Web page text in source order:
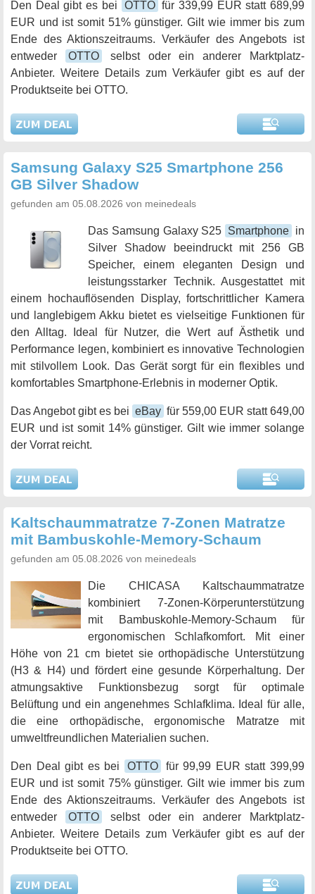
Den Deal gibt es bei OTTO für 339,99 EUR statt 689,99
EUR und ist somit 51% günstiger. Gilt wie immer bis zum
Ende des Aktionszeitraums. Verkäufer des Angebots ist
entweder
OTTO
selbst oder ein anderer Marktplatz-
Anbieter. Weitere Details zum Verkäufer gibt es auf der
Produktseite bei OTTO.
Samsung Galaxy S25 Smartphone 256
GB Silver Shadow
gefunden am 05.08.2026 von meinedeals
Das Samsung Galaxy S25 Smartphone in
Silver Shadow beeindruckt mit 256 GB
Speicher, einem eleganten Design und
leistungsstarker Technik. Ausgestattet mit
einem hochauflösenden Display, fortschrittlicher Kamera
und langlebigem Akku bietet es vielseitige Funktionen für
den Alltag. Ideal für Nutzer, die Wert auf Ästhetik und
Performance legen, kombiniert es innovative Technologien
mit stilvollem Look. Das Gerät sorgt für ein flexibles und
komfortables Smartphone-Erlebnis in moderner Optik.
Das Angebot gibt es bei eBay für 559,00 EUR statt 649,00
EUR und ist somit 14% günstiger. Gilt wie immer solange
der Vorrat reicht.
Kaltschaummatratze 7-Zonen Matratze
mit Bambuskohle-Memory-Schaum
gefunden am 05.08.2026 von meinedeals
Die CHICASA Kaltschaummatratze
kombiniert 7-Zonen-Körperunterstützung
mit Bambuskohle-Memory-Schaum für
ergonomischen Schlafkomfort. Mit einer
Höhe von 21 cm bietet sie orthopädische Unterstützung
(H3 & H4) und fördert eine gesunde Körperhaltung. Der
atmungsaktive Funktionsbezug sorgt für optimale
Belüftung und ein angenehmes Schlafklima. Ideal für alle,
die eine orthopädische, ergonomische Matratze mit
umweltfreundlichen Materialien suchen.
Den Deal gibt es bei OTTO
für 99,99 EUR statt 399,99
EUR und ist somit 75% günstiger. Gilt wie immer bis zum
Ende des Aktionszeitraums. Verkäufer des Angebots ist
entweder
OTTO
selbst oder ein anderer Marktplatz-
Anbieter. Weitere Details zum Verkäufer gibt es auf der
Produktseite bei OTTO.